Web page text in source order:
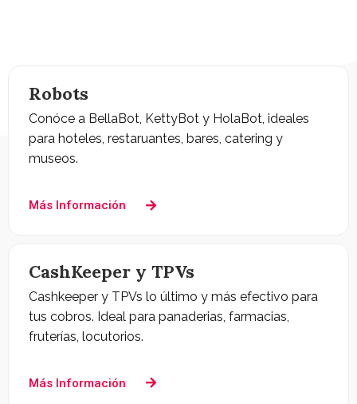
Robots
Conóce a BellaBot, KettyBot y HolaBot, ideales
para hoteles, restaruantes, bares, catering y
museos.
Más Información
CashKeeper y TPVs
Cashkeeper y TPVs lo último y más efectivo para
tus cobros. Ideal para panaderias, farmacias,
fruterías, locutorios.
Más Información